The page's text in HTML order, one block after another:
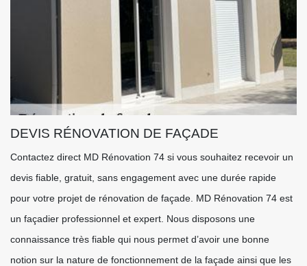
DEVIS RÉNOVATION DE FAÇADE
Contactez direct MD Rénovation 74 si vous souhaitez recevoir un
devis fiable, gratuit, sans engagement avec une durée rapide
pour votre projet de rénovation de façade. MD Rénovation 74 est
un façadier professionnel et expert. Nous disposons une
connaissance très fiable qui nous permet d’avoir une bonne
notion sur la nature de fonctionnement de la façade ainsi que les